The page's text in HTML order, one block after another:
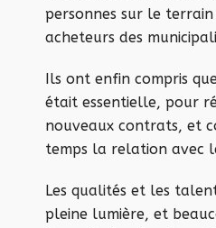
personnes sur le
acheteurs des
Ils ont enfin compris
était essentielle, pour
nouveaux contrats, et
temps la relation avec
Les qualités et les
pleine lumière, et